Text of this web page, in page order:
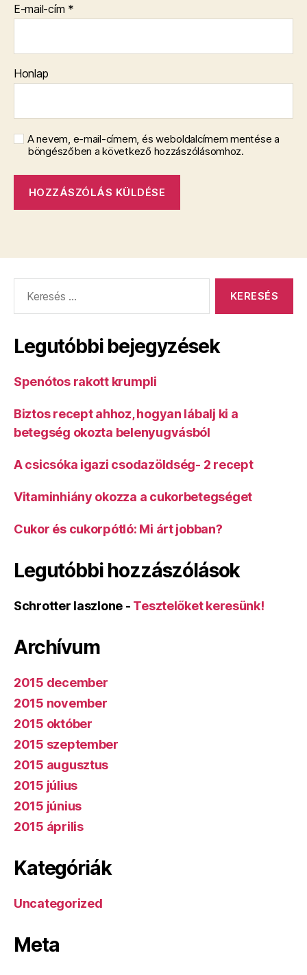
E-mail-cím *
Honlap
A nevem, e-mail-címem, és weboldalcímem mentése a
böngészőben a következő hozzászólásomhoz.
Legutóbbi bejegyzések
Spenótos rakott krumpli
Biztos recept ahhoz, hogyan lábalj ki a
betegség okozta belenyugvásból
A csicsóka igazi csodazöldség- 2 recept
Vitaminhiány okozza a cukorbetegséget
Cukor és cukorpótló: Mi árt jobban?
Legutóbbi hozzászólások
Schrotter laszlone - Tesztelőket keresünk!
Archívum
2015 december
2015 november
2015 október
2015 szeptember
2015 augusztus
2015 július
2015 június
2015 április
Kategóriák
Uncategorized
Meta